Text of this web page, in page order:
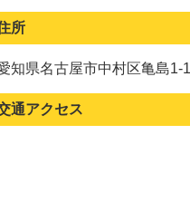
所
知県名古屋市中村区亀島1-
通アクセス